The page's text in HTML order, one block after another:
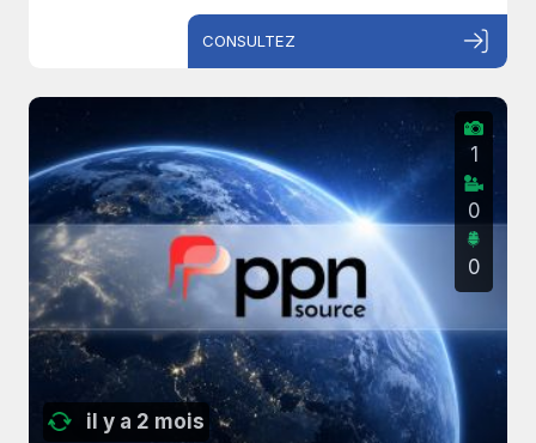
CONSULTEZ
il y a 2 mois
1
0
0